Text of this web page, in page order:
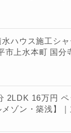
水ハウス施工シ
市上水本町 国分
2LDK 16万円
ゾン・築浅】